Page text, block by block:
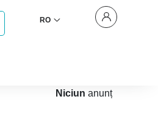
RO
Niciun anunț